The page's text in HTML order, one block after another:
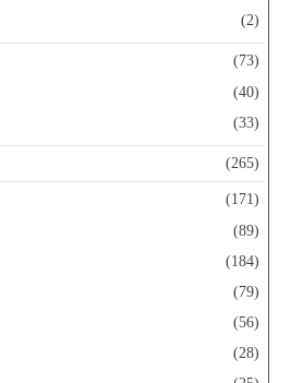
(2)
(73)
(40)
(33)
(265)
(171)
(89)
(184)
(79)
(56)
(28)